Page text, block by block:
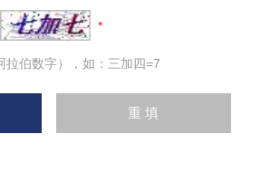
拉伯数字），如：三加四=7